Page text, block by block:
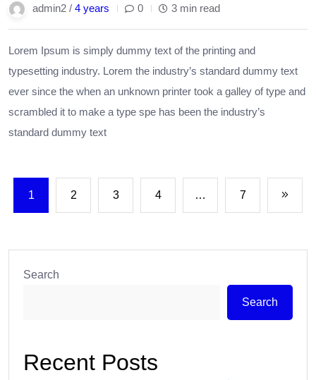
admin2 / 4 years 0 3 min read
Lorem Ipsum is simply dummy text of the printing and
typesetting industry. Lorem the industry’s standard dummy text
ever since the when an unknown printer took a galley of type and
scrambled it to make a type spe has been the industry’s
standard dummy text
1 2 3 4 … 7
Search
Search
Recent Posts